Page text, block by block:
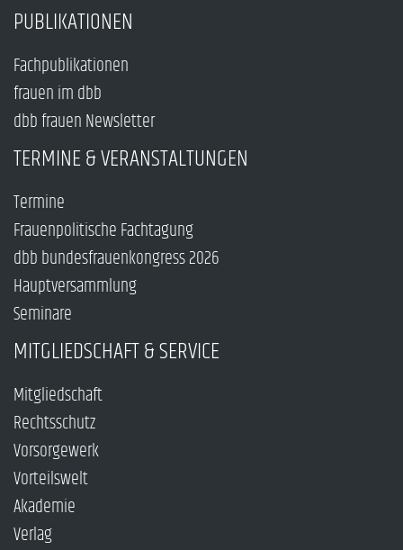
PUBLIKATIONEN
Fachpublikationen
frauen im dbb
dbb frauen Newsletter
TERMINE & VERANSTALTUNGEN
Termine
Frauenpolitische Fachtagung
dbb bundesfrauenkongress 2026
Hauptversammlung
Seminare
MITGLIEDSCHAFT & SERVICE
Mitgliedschaft
Rechtsschutz
Vorsorgewerk
Vorteilswelt
Akademie
Verlag